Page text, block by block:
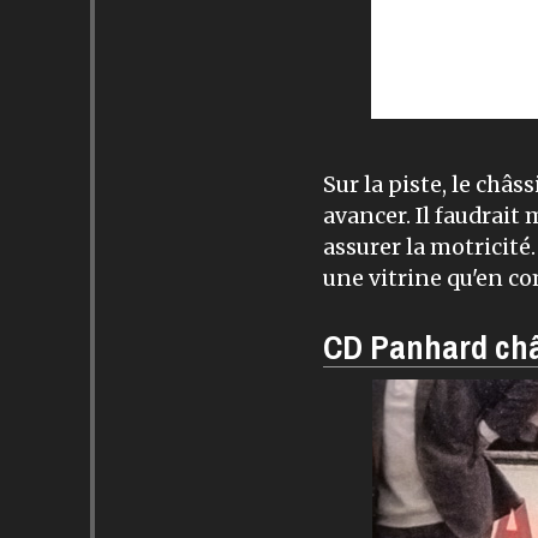
Sur la piste, le
avancer. Il faudrait
assurer la
une vitrine qu'en
CD Panhard